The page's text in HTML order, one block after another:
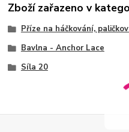
Zboží zařazeno v
Příze na háčkování,
Bavlna - Anchor Lace
Síla 20